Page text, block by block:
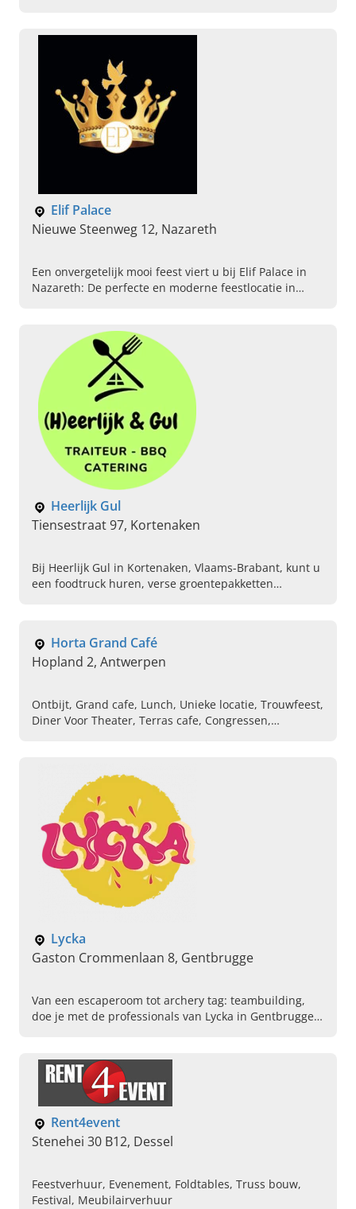
Vergaderingen
Elif Palace
Nieuwe Steenweg 12, Nazareth
Een onvergetelijk mooi feest viert u bij Elif Palace in
Nazareth: De perfecte en moderne feestlocatie in
Heerlijk Gul
Tiensestraat 97, Kortenaken
Bij Heerlijk Gul in Kortenaken, Vlaams-Brabant, kunt u
een foodtruck huren, verse groentepakketten
Horta Grand Café
Hopland 2, Antwerpen
Ontbijt, Grand cafe, Lunch, Unieke locatie, Trouwfeest,
Diner Voor Theater, Terras cafe, Congressen,
Lycka
Gaston Crommenlaan 8, Gentbrugge
Van een escaperoom tot archery tag: teambuilding,
doe je met de professionals van Lycka in Gentbrugge.
Rent4event
Stenehei 30 B12, Dessel
Feestverhuur, Evenement, Foldtables, Truss bouw,
Festival, Meubilairverhuur